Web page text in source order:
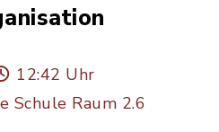
12:42 Uhr
Raum 2.6